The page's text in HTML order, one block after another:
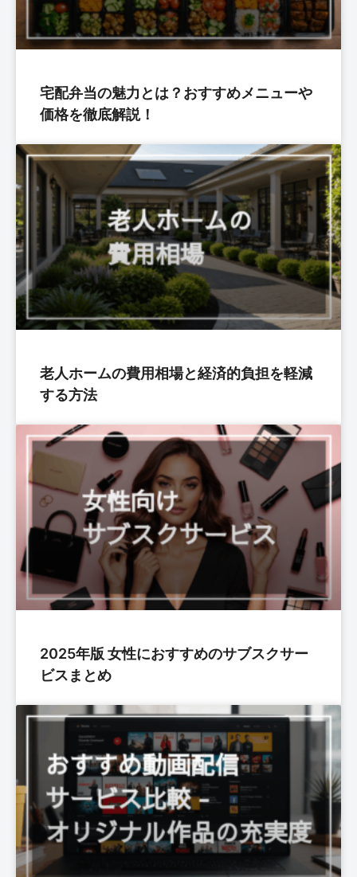
宅配弁当の魅力とは？おすすめメニューや
価格を徹底解説！
老人ホームの費用相場と経済的負担を軽減
する方法
2025年版 女性におすすめのサブスクサー
ビスまとめ